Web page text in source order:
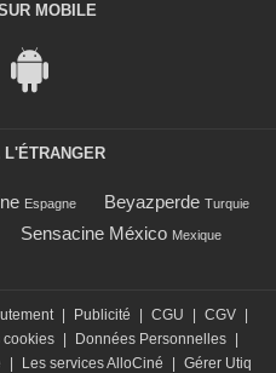
MOBILE
Espagne Beyazperde Turquie
Sensacine México Mexique
Publicité CGU CGV
cookies Données Personnelles
Les services AlloCiné Gérer Utiq